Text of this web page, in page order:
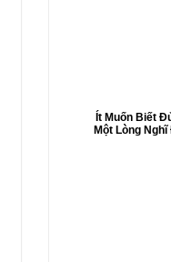
Ít Muốn Biết
Một Lòng